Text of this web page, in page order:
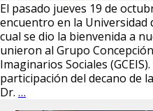
El pasado jueves 19 de
encuentro en la Universidad
cual se dio la bienvenida a
unieron al Grupo
Imaginarios Sociales
participación del decano de
Dr. …